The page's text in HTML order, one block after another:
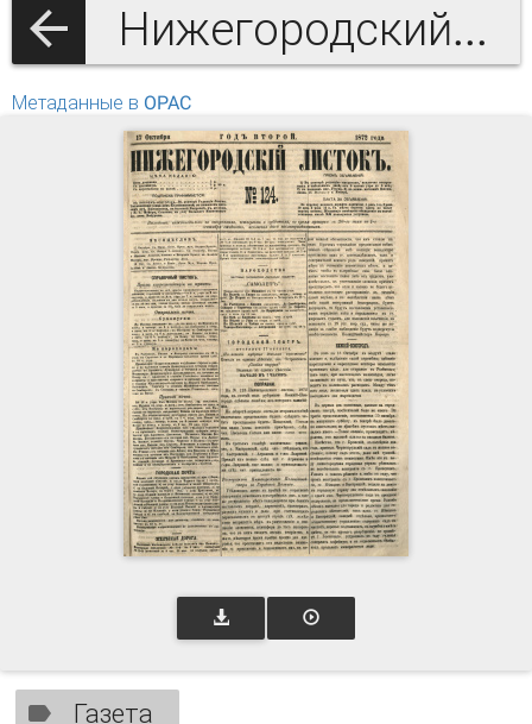
Нижегородский листок 1872 г.
Метаданные в OPAC
Газета